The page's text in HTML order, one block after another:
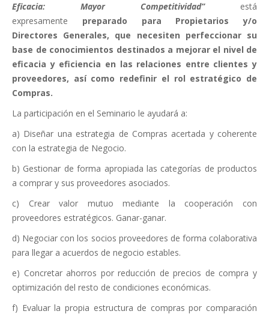
Eficacia: Mayor Competitividad”está
expresamente preparado para Propietarios y/o
Directores Generales, que necesiten perfeccionar su
base de conocimientos destinados a mejorar el nivel de
eficacia y eficiencia en las relaciones entre clientes y
proveedores, así como redefinir el rol estratégico de
Compras.
La participación en el Seminario le ayudará a:
a) Diseñar una estrategia de Compras acertada y coherente
con la estrategia de Negocio.
b) Gestionar de forma apropiada las categorías de productos
a comprar y sus proveedores asociados.
c) Crear valor mutuo mediante la cooperación con
proveedores estratégicos. Ganar-ganar.
d) Negociar con los socios proveedores de forma colaborativa
para llegar a acuerdos de negocio estables.
e) Concretar ahorros por reducción de precios de compra y
optimización del resto de condiciones económicas.
f) Evaluar la propia estructura de compras por comparación